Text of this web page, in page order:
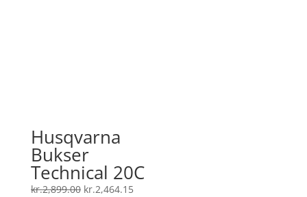
Husqvarna
Bukser
Technical 20C
kr.2,899.00 Den
kr.2,464.15Den